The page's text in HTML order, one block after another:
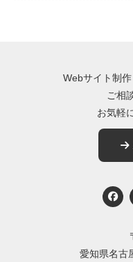
Webサイト制
ご相
お気軽
愛知県名古